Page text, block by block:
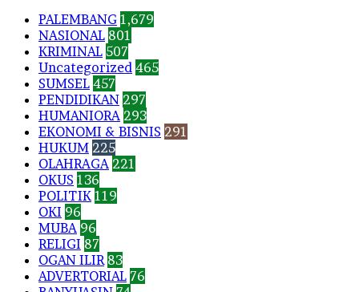
PALEMBANG 1,679
NASIONAL 801
KRIMINAL 507
Uncategorized 465
SUMSEL 457
PENDIDIKAN 297
HUMANIORA 293
EKONOMI & BISNIS 291
HUKUM 225
OLAHRAGA 221
OKUS 136
POLITIK 119
OKI 96
MUBA 96
RELIGI 87
OGAN ILIR 83
ADVERTORIAL 76